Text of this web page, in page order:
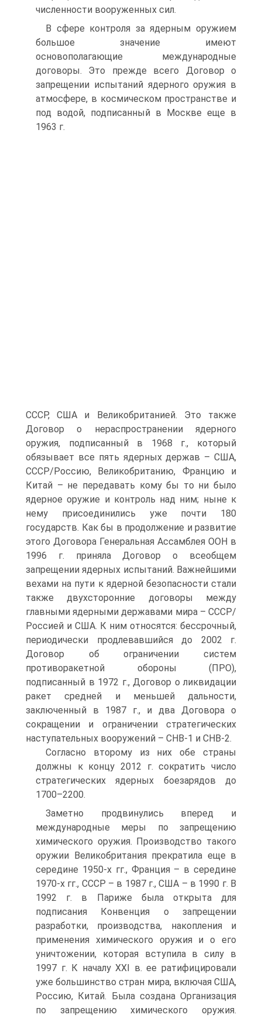
численности вооруженных сил.
В сфере контроля за ядерным оружием
большое значение имеют
основополагающие международные
договоры. Это прежде всего Договор о
запрещении испытаний ядерного оружия в
атмосфере, в космическом пространстве и
под водой, подписанный в Москве еще в
1963 г.
СССР, США и Великобританией. Это также
Договор о нераспространении ядерного
оружия, подписанный в 1968 г., который
обязывает все пять ядерных держав – США,
СССР/Россию, Великобританию, Францию и
Китай – не передавать кому бы то ни было
ядерное оружие и контроль над ним; ныне к
нему присоединились уже почти 180
государств. Как бы в продолжение и развитие
этого Договора Генеральная Ассамблея ООН в
1996 г. приняла Договор о всеобщем
запрещении ядерных испытаний. Важнейшими
вехами на пути к ядерной безопасности стали
также двухсторонние договоры между
главными ядерными державами мира – СССР/
Россией и США. К ним относятся: бессрочный,
периодически продлевавшийся до 2002 г.
Договор об ограничении систем
противоракетной обороны (ПРО),
подписанный в 1972 г., Договор о ликвидации
ракет средней и меньшей дальности,
заключенный в 1987 г., и два Договора о
сокращении и ограничении стратегических
наступательных вооружений – СНВ-1 и СНВ-2.
Согласно второму из них обе страны
должны к концу 2012 г. сократить число
стратегических ядерных боезарядов до
1700–2200.
Заметно продвинулись вперед и
международные меры по запрещению
химического оружия. Производство такого
оружии Великобритания прекратила еще в
середине 1950-х гг., Франция – в середине
1970-х гг., СССР – в 1987 г., США – в 1990 г. В
1992 г. в Париже была открыта для
подписания Конвенция о запрещении
разработки, производства, накопления и
применения химического оружия и о его
уничтожении, которая вступила в силу в
1997 г. К началу XXI в. ее ратифицировали
уже большинство стран мира, включая США,
Россию, Китай. Была создана Организация
по запрещению химического оружия.